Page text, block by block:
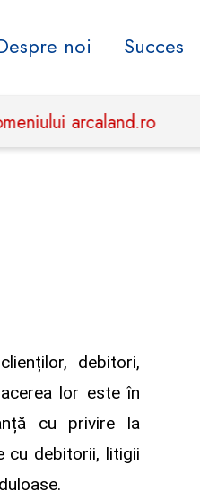
noi Succes
arcaland.ro
debitori,
lor este în
cu privire la
cu debitorii, litigii